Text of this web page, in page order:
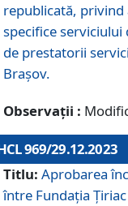
republicată,
specifice serviciului
de prestatorii
Brașov.
Observații :
969/29.12.2023
Titlu: Aprobarea
între Fundația